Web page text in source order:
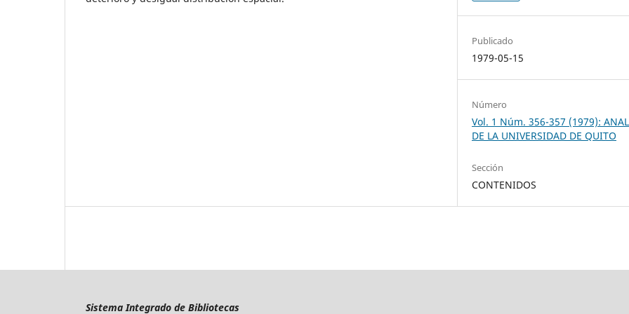
Publicado
1979-05-15
Número
Vol. 1 Núm. 356-357 (1979):
DE LA UNIVERSIDAD DE QUITO
Sección
CONTENIDOS
Sistema Integrado de Bibliotecas